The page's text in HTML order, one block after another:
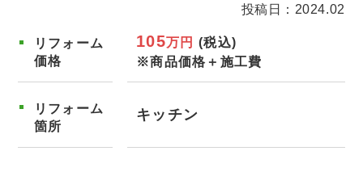
投稿日：2024.02
リフォーム
価格
105万円 (税込)
※商品価格＋施工費
リフォーム
箇所
キッチン